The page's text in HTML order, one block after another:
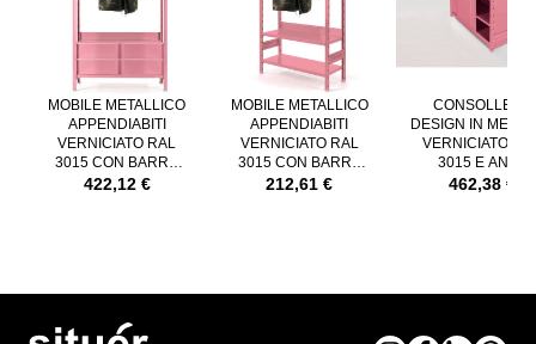
MOBILE METALLICO
APPENDIABITI
VERNICIATO RAL
3015 CON BARRA
APPENDIABITI E
422,12 €
MOBILE METALLICO
APPENDIABITI
VERNICIATO RAL
3015 CON BARRA
APPENDIABITI
212,61 €
CONSOLLE DI
DESIGN IN
VERNICIATO
3015 E ANTE
SCORREVOLI
462,38 €